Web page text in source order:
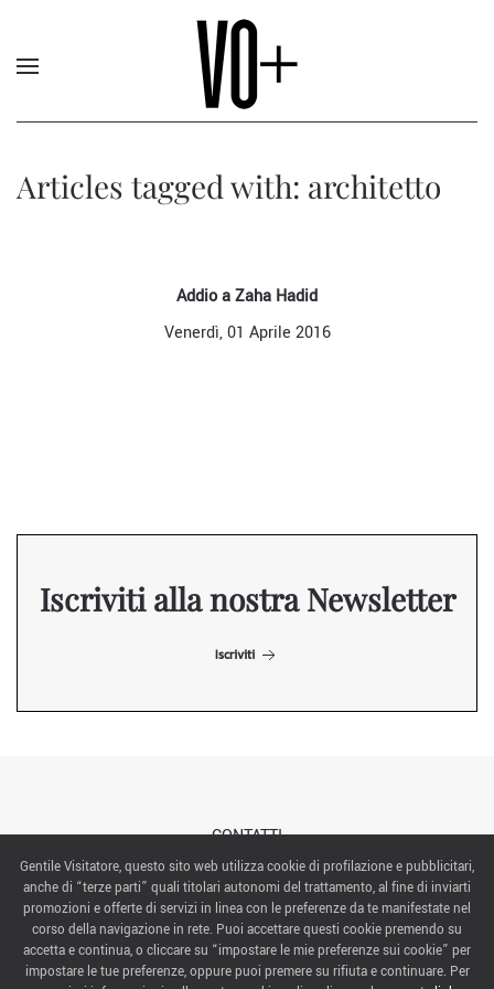
Articles tagged with: architetto
Addio a Zaha Hadid
Venerdì, 01 Aprile 2016
Iscriviti alla nostra Newsletter
Iscriviti
CONTATTI
ABOUT US
ITALIAN EXHIBITION GROUP SpA All rights reserved
Via Emilia 155, 47921 Rimini,
CF/PI 00139440408, Registro Imprese: Rimini P.I e n. Reg. Imprese 00139440408, Capitale Sociale
Gentile Visitatore, questo sito web utilizza cookie di profilazione e pubblicitari,
anche di “terze parti” quali titolari autonomi del trattamento, al fine di inviarti
promozioni e offerte di servizi in linea con le preferenze da te manifestate nel
corso della navigazione in rete. Puoi accettare questi cookie premendo su
accetta e continua, o cliccare su “impostare le mie preferenze sui cookie” per
impostare le tue preferenze, oppure puoi premere su rifiuta e continuare. Per